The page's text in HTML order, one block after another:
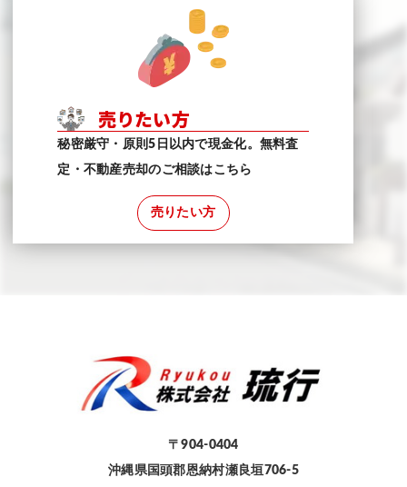
売りたい方
秘密厳守・原則5日以内で現金化。無料査
定・不動産売却のご相談はこちら
売りたい方
〒904-0404
沖縄県国頭郡恩納村瀬良垣706-5